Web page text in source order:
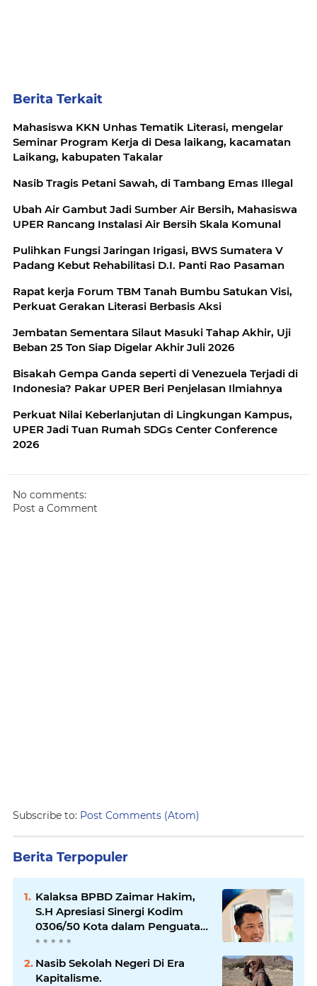
Berita Terkait
Mahasiswa KKN Unhas Tematik Literasi, mengelar
Seminar Program Kerja di Desa laikang, kacamatan
Laikang, kabupaten Takalar
Nasib Tragis Petani Sawah, di Tambang Emas Illegal
Ubah Air Gambut Jadi Sumber Air Bersih, Mahasiswa
UPER Rancang Instalasi Air Bersih Skala Komunal
Pulihkan Fungsi Jaringan Irigasi, BWS Sumatera V
Padang Kebut Rehabilitasi D.I. Panti Rao Pasaman
Rapat kerja Forum TBM Tanah Bumbu Satukan Visi,
Perkuat Gerakan Literasi Berbasis Aksi
Jembatan Sementara Silaut Masuki Tahap Akhir, Uji
Beban 25 Ton Siap Digelar Akhir Juli 2026
Bisakah Gempa Ganda seperti di Venezuela Terjadi di
Indonesia? Pakar UPER Beri Penjelasan Ilmiahnya
Perkuat Nilai Keberlanjutan di Lingkungan Kampus,
UPER Jadi Tuan Rumah SDGs Center Conference
2026
No comments:
Post a Comment
Subscribe to: Post Comments (Atom)
Berita Terpopuler
Kalaksa BPBD Zaimar Hakim,
S.H Apresiasi Sinergi Kodim
0306/50 Kota dalam Penguatan
Mitigasi dan Penanganan
Bencana
Nasib Sekolah Negeri Di Era
Kapitalisme.